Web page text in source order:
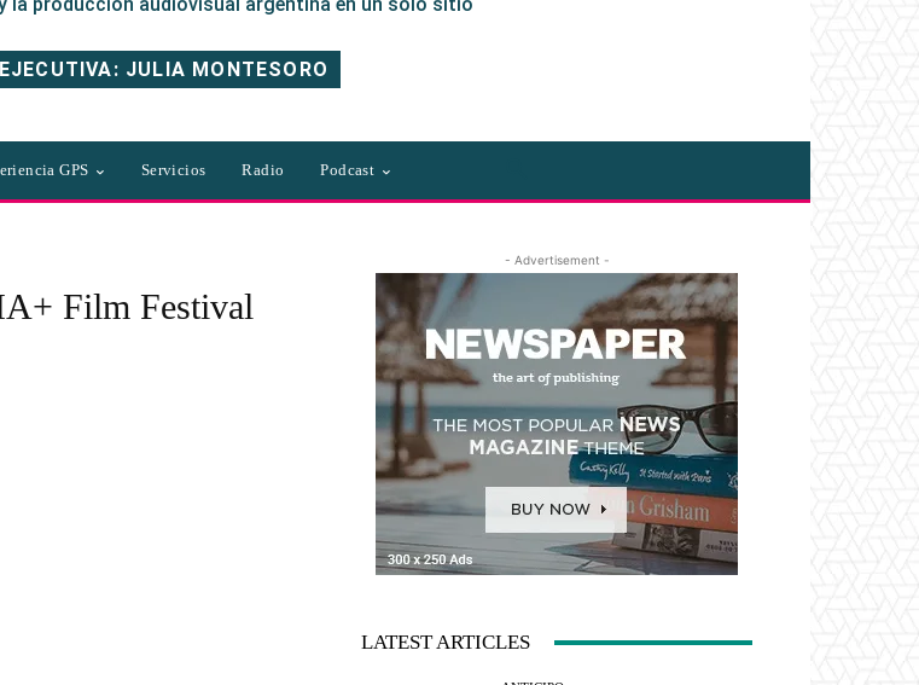
JULIA MONTESORO
GPS Servicios Radio Podcast
Film Festival
- Advertisement -
LATEST ARTICLES